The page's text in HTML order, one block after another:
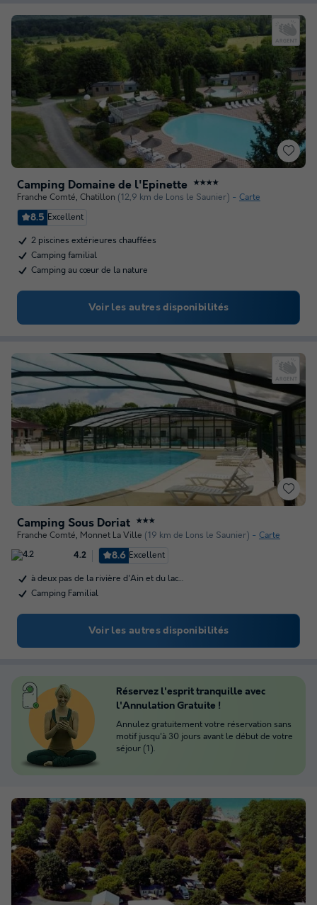
Camping Domaine de l'Epinette ★★★★
Franche Comté, Chatillon (12,9 km de Lons le Saunier) Carte
8.5 Excellent
2 piscines extérieures chauffées
Camping familial
Camping au cœur de la nature
Voir les autres disponibilités
Camping Sous Doriat ★★★
Franche Comté, Monnet La Ville (19 km de Lons le Saunier) Carte
4.2 8.6 Excellent
à deux pas de la rivière d'Ain et du lac…
Camping Familial
Voir les autres disponibilités
Réservez l'esprit tranquille avec
l'Annulation Gratuite !
Annulez gratuitement votre réservation sans
motif jusqu'à 30 jours avant le début de votre
séjour (1).